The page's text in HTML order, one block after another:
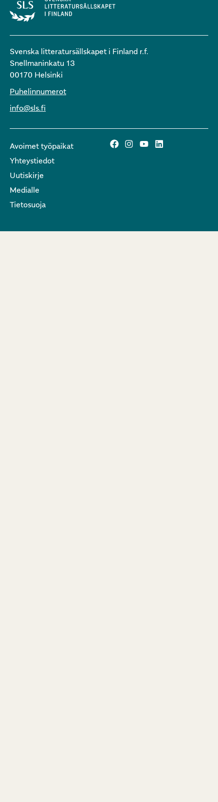
Svenska litteratursällskapet i Finland r.f.
Snellmaninkatu 13
00170 Helsinki
Puhelinnumerot
info@sls.fi
Avoimet työpaikat
Yhteystiedot
Uutiskirje
Medialle
Tietosuoja